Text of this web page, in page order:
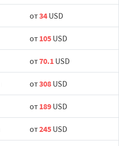
от34 USD
от 105 USD
от70.1 USD
от308 USD
от 189 USD
от245 USD